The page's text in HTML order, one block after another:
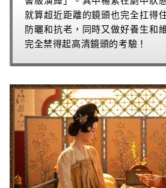
就算超近距離的鏡頭也完全扛得
防曬和抗老，同時又做好養生和
完全禁得起高清鏡頭的考驗！